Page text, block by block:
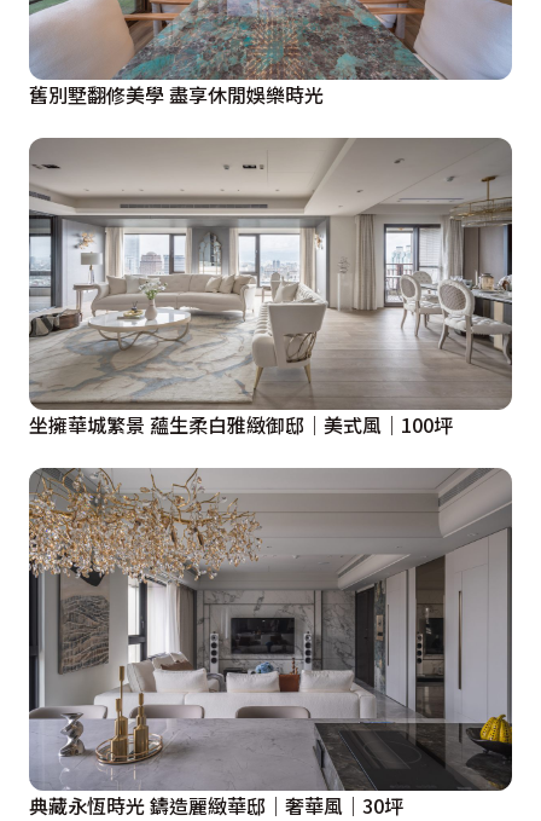
舊別墅翻修美學 盡享休閒娛樂時光
坐擁華城繁景 蘊生柔白雅緻御邸｜美式風｜100坪
典藏永恆時光 鑄造麗緻華邸｜奢華風｜30坪